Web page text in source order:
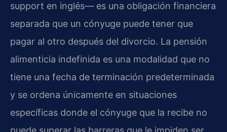
support en inglés— es una obligación financiera
separada que un cónyuge puede tener que
pagar al otro después del divorcio. La pensión
alimenticia indefinida es una modalidad que no
tiene una fecha de terminación predeterminada
y se ordena únicamente en situaciones
específicas donde el cónyuge que la recibe no